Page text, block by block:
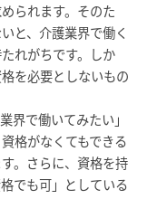
られます。そのた
と、介護業界で働く
れがちです。しか
を必要としないもの
界で働いてみたい」
格がなくてもできる
。さらに、資格を持
でも可」としている